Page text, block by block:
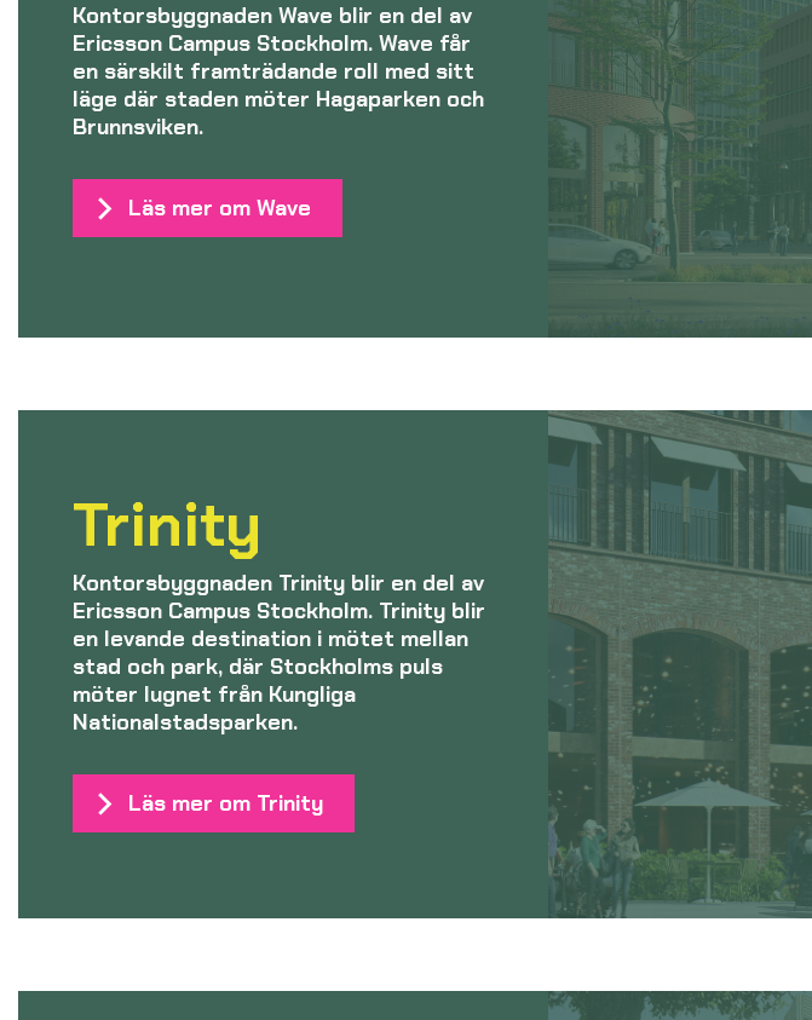
Kontorsbyggnaden Wave blir en del av
Ericsson Campus Stockholm. Wave får
en särskilt framträdande roll med sitt
läge där staden möter Hagaparken och
Brunnsviken.
Läs mer om Wave
Trinity
Kontorsbyggnaden Trinity blir en del av
Ericsson Campus Stockholm. Trinity blir
en levande destination i mötet mellan
stad och park, där Stockholms puls
möter lugnet från Kungliga
Nationalstadsparken.
Läs mer om Trinity